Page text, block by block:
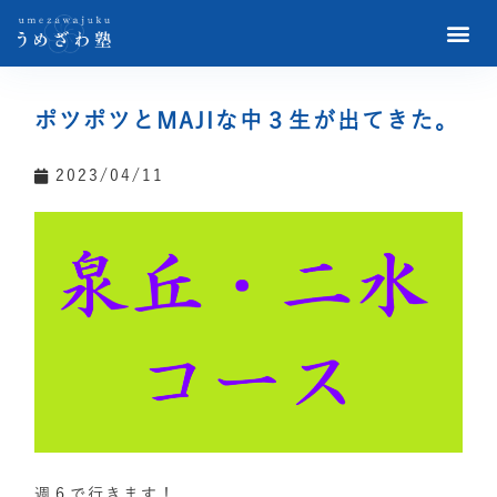
ポツポツとMAJIな中３生が出てきた。
2023/04/11
週６で行きます！